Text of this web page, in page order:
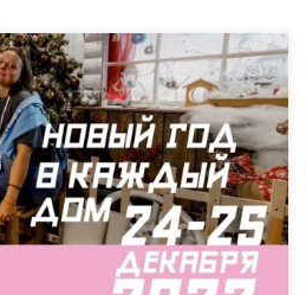
Всероссийского
– проекта Федерального
(Росмолодёжь) – пройдет
суббота». […]